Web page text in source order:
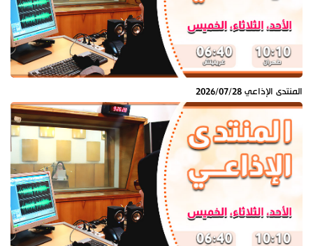
المنتدى الإذاعي 2026/07/28